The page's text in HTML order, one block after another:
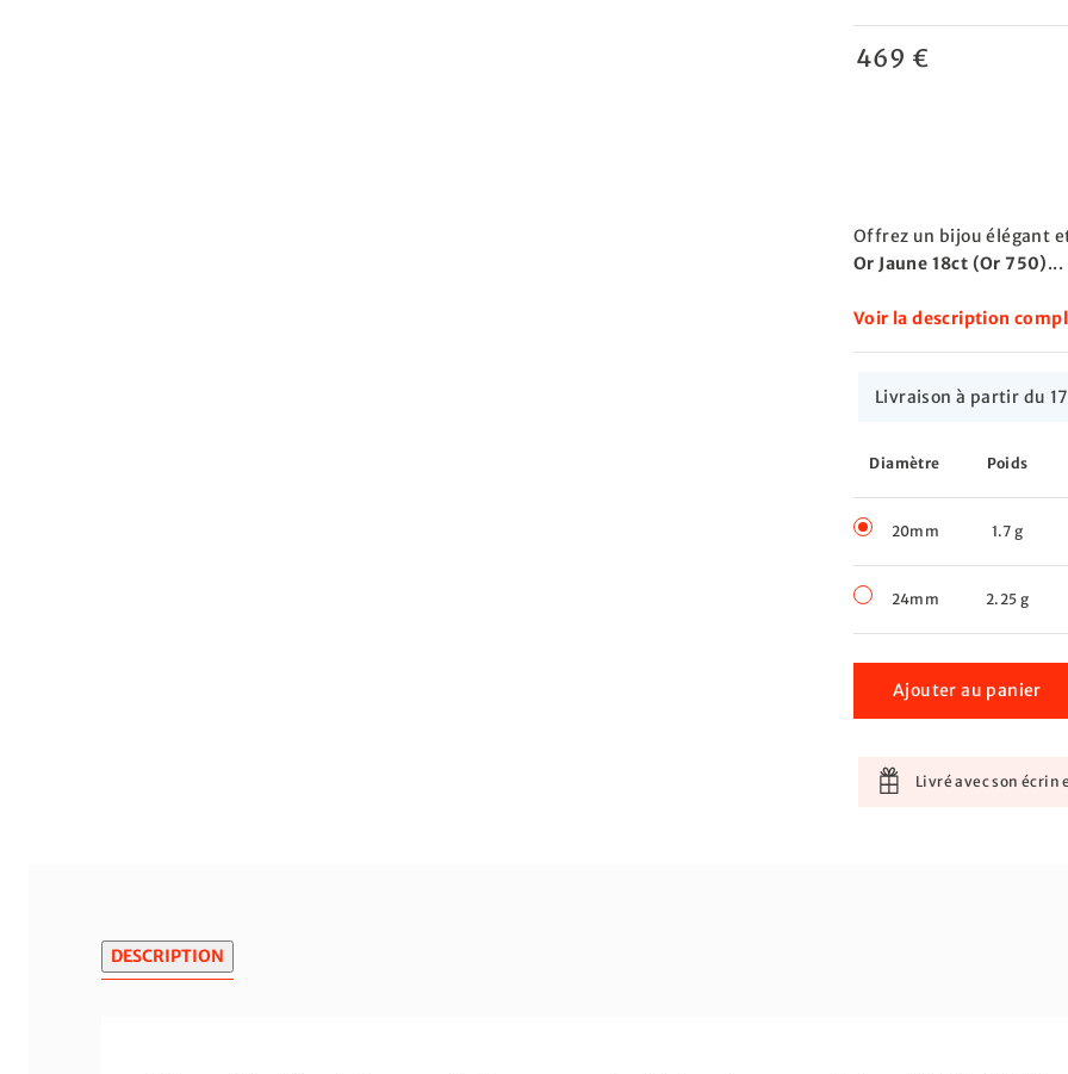
469 €
Offrez un bijou élégant
Or Jaune 18ct (Or 750)...
Voir la description
Livraison à partir du
Diamètre Poids
20mm 1.7 g
24mm 2.25 g
Ajouter au panier
Livré avec son écrin
DESCRIPTION